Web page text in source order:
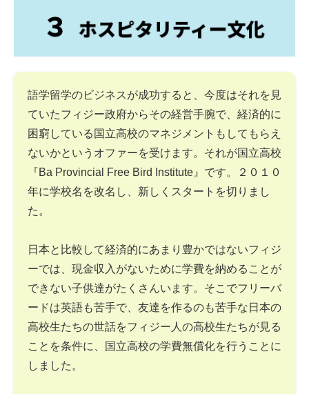
語学留学のビジネスが成功すると、今度はそれを見
ていたフィジー政府からその経営手腕で、経済的に
困窮している国立高校のマネジメントもしてもらえ
ないかというオファーを受けます。それが国立高校
『Ba Provincial Free Bird Institute』です。２０１０
年に学校名を改名し、新しくスタートを切りまし
た。
日本と比較して経済的にあまり豊かではないフィジ
ーでは、現金収入がないために学費を納めることが
できない子供達がたくさんいます。そこでフリーバ
ードは英語も苦手で、友達を作るのも苦手な日本の
高校生たちの世話をフィジー人の高校生たちが見る
ことを条件に、国立高校の学費無償化を行うことに
しました。